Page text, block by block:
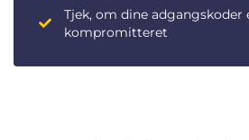
Tjek, om dine adgangskoder
kompromitteret